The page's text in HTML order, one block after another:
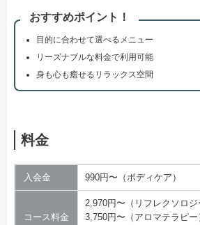
おすすめポイント！
目的に合わせて選べるメニュー
リーズナブルな料金で利用可能
身も心も癒せるリラックス空間
料金
入会金 990円〜（ボディケア）
コース料金
2,970円〜（リフレクソロジ
3,750円〜（アロマテラピー